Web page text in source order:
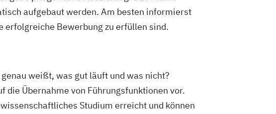
aufgebaut werden. Am besten informierst
erfolgreiche Bewerbung zu erfüllen sind.
weißt, was gut läuft und was nicht?
Übernahme von Führungsfunktionen vor.
Studium erreicht und können